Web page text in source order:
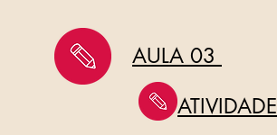
AULA 03
ATIVIDADE